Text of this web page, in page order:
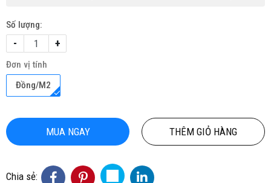
Số lượng:
- +
Đơn vị tính
Đồng/M2
MUA NGAY THÊM GIỎ HÀNG
Chia sẻ: